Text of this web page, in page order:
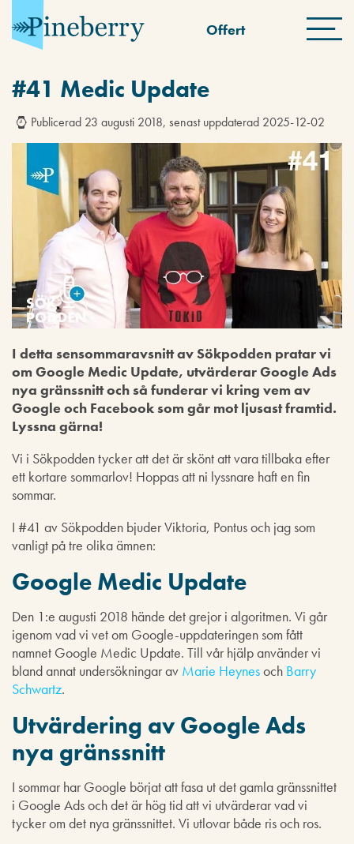
Offert
#41 Medic Update
Publicerad 23 augusti 2018, senast uppdaterad 2025-12-02
I detta sensommaravsnitt av Sökpodden pratar vi
om Google Medic Update, utvärderar Google Ads
nya gränssnitt och så funderar vi kring vem av
Google och Facebook som går mot ljusast framtid.
Lyssna gärna!
Vi i Sökpodden tycker att det är skönt att vara tillbaka efter
ett kortare sommarlov! Hoppas att ni lyssnare haft en fin
sommar.
I #41 av Sökpodden bjuder Viktoria, Pontus och jag som
vanligt på tre olika ämnen:
Google Medic Update
Den 1:e augusti 2018 hände det grejor i algoritmen. Vi går
igenom vad vi vet om Google-uppdateringen som fått
namnet Google Medic Update. Till vår hjälp använder vi
bland annat undersökningar av Marie Heynesoch Barry
Schwartz.
Utvärdering av Google Ads
nya gränssnitt
I sommar har Google börjat att fasa ut det gamla gränssnittet
i Google Ads och det är hög tid att vi utvärderar vad vi
tycker om det nya gränssnittet. Vi utlovar både ris och ros.